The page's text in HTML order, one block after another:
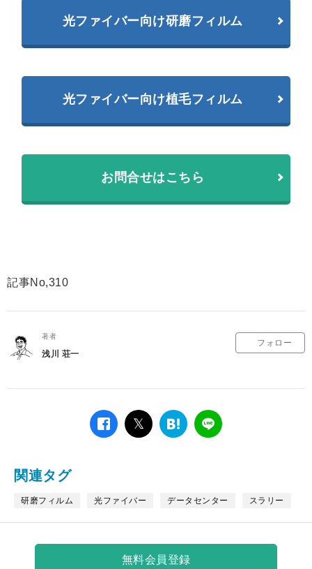
光ファイバー向け研磨フィルム
光ファイバー向け植毛フィルム
お問合せはこちら
記事No,310
著者
浅川 荘一
フォロー
facebook
twitterは
ク
ー
ク
LINE
関連タグ
研磨フィルム 光ファイバー データセンター スラリー
無料会員登録